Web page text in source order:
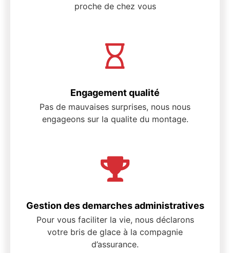
proche de chez vous
Engagement qualité
Pas de mauvaises surprises, nous nous
engageons sur la qualite du montage.
Gestion des demarches administratives
Pour vous faciliter la vie, nous déclarons
votre bris de glace à la compagnie
d’assurance.